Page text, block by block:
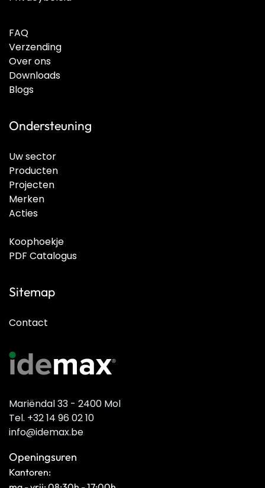
FAQ
Verzending
Over ons
Downloads
Blogs
Ondersteuning
Uw sector
Producten
Projecten
Merken
Acties
Koophoekje
PDF Catalogus
Sitemap
Contact
Mariëndal 33 - 2400 Mol
Tel. +32 14 96 02 10
info@idemax.be
Openingsuren
Kantoren: